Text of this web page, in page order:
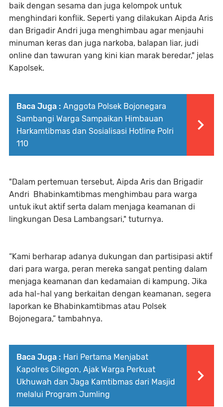
baik dengan sesama dan juga kelompok untuk
menghindari konflik. Seperti yang dilakukan Aipda Aris
dan Brigadir Andri juga menghimbau agar menjauhi
minuman keras dan juga narkoba, balapan liar, judi
online dan tawuran yang kini kian marak beredar," jelas
Kapolsek.
Baca Juga : Anggota Polsek Bojonegara
Sambangi Warga Sampaikan Himbauan
Harkamtibmas dan Sosialisasi Hotline Polri
110
"Dalam pertemuan tersebut, Aipda Aris dan Brigadir
Andri Bhabinkamtibmas menghimbau para warga
untuk ikut aktif serta dalam menjaga keamanan di
lingkungan Desa Lambangsari," tuturnya.
“Kami berharap adanya dukungan dan partisipasi aktif
dari para warga, peran mereka sangat penting dalam
menjaga keamanan dan kedamaian di kampung. Jika
ada hal-hal yang berkaitan dengan keamanan, segera
laporkan ke Bhabinkamtibmas atau Polsek
Bojonegara,” tambahnya.
Baca Juga : Hari Pertama Menjabat
Kapolres Cilegon, Ajak Warga Perkuat
Ukhuwah dan Jaga Kamtibmas dari Masjid
melalui Program Jumling